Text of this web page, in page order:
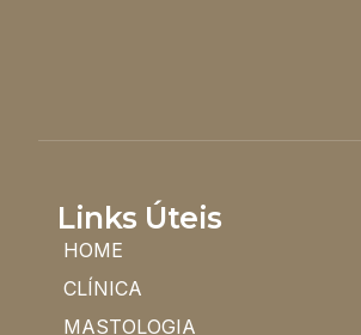
Links Úteis
HOME
CLÍNICA
MASTOLOGIA